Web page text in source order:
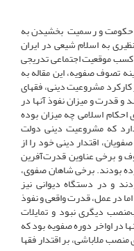
حکومت و رسمیت بخشیدن به
به اسلام شیعی در ایران
کسب موقعیت اجتماعی تدریجی
تصوف صفویه، این مقاله به
مشروعیت دینی، فقهای
و قدرت و میزان نفوذ آنها در
احکام اسلامی چه میزان بوده
که مشروعیت دینی دولت
اقتدار دینی خود را از
و برخی عناوین قدرت‌آفرین
بودند. برخی شاهان صفوی،
و در دستگاه دیوانی نیز
در عمل، قدرت واقعی و نفوذ
دیگری نبود و تمایلات
در اواخر دوره صفویه بود که
ملاباشی، بر اقتدار فقها